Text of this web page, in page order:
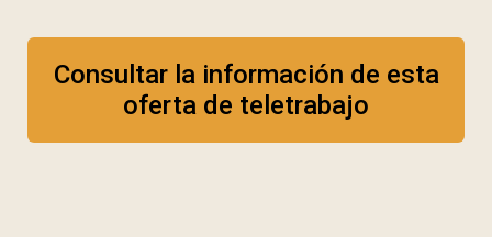
Consultar la información de esta
oferta de teletrabajo